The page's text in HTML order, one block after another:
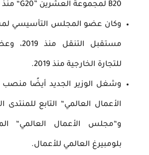
B20 لمجموعة العشرين ”G20“ منذ 2019.
وكان عضو المجلس التأسيسي
مستقبل
للتجارة الخارجية منذ 2019.
وشغل الوزير الجديد أيضًا
الأعمال العالمي“ التابع للمنتدى
و“مجلس الأعمال العالمي“
بلومبيرغ العالمي للأعمال.